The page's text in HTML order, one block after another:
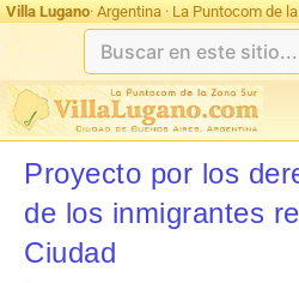
Villa Lugano· Argentina · La Puntocom de
Proyecto por los
de los inmigrantes
Ciudad